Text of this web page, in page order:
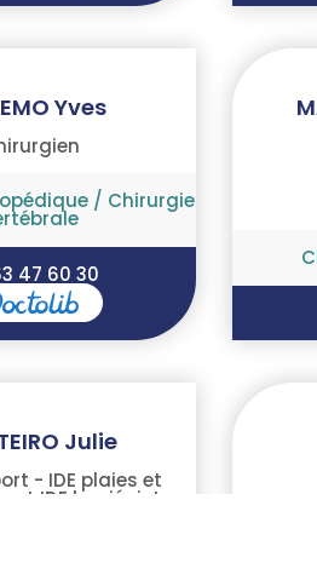
Yves
/ Chirurgie
47 60 30
Julie
- IDE plaies et
et IDE hygiéniste